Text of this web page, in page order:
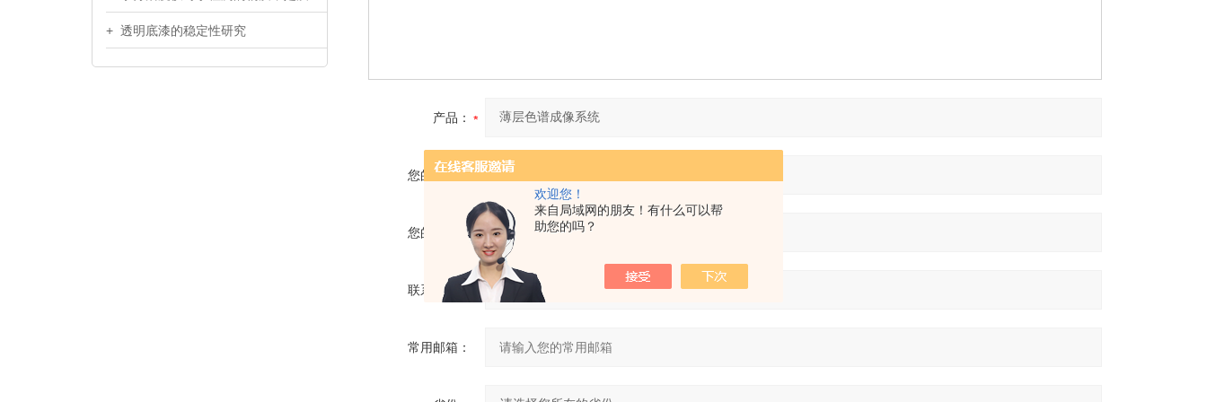
欢迎您！
来自局域网的朋友！有什么可以帮
助您的吗？
+ 透明底漆的稳定性研究
产品：
您的单位：
您的姓名：
联系电话：
常用邮箱：